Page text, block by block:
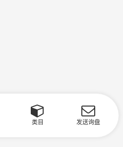
类目 发送询盘